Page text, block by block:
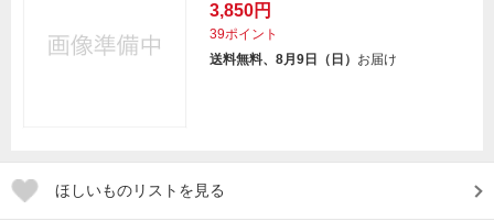
3,850円
39ポイント
送料無料、8月9日（日） お届け
ほしいものリストを見る